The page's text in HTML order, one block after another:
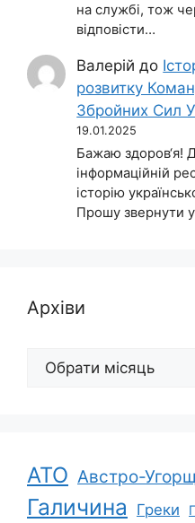
на службі, тож
відповісти…
Валерій до
розвитку
Збройних Сил
19.01.2025
Бажаю здоров‘я!
інформаційній
історію
Прошу звернути
Архіви
Архіви
АТО Австро-
Галичина Греки